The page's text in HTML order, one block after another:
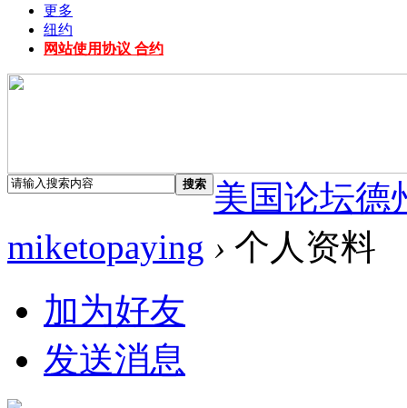
更多
纽约
网站使用协议 合约
搜索
美国论坛德
miketopaying › 个人资料
加为好友
发送消息